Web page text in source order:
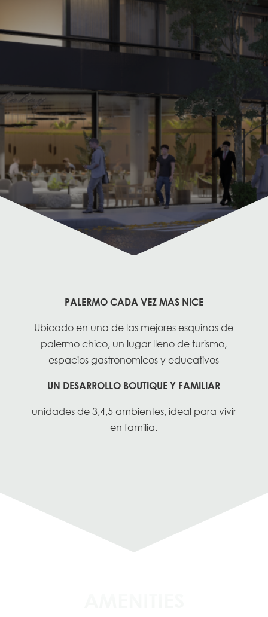
PALERMO CADA VEZ MAS NICE
Ubicado en una de las mejores esquinas de
palermo chico, un lugar lleno de turismo,
espacios gastronomicos y educativos
UN DESARROLLO BOUTIQUE Y FAMILIAR
unidades de 3,4,5 ambientes, ideal para vivir
en familia.